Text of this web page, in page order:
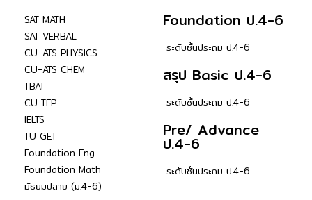
SAT MATH
SAT VERBAL
CU-ATS PHYSICS
CU-ATS CHEM
TBAT
CU TEP
IELTS
TU GET
Foundation Eng
Foundation Math
มัธยมปลาย (ม.4-6)
Foundation ป.4-6
ระดับชั้นประถม ป.4-6
สรุป Basic ป.4-6
ระดับชั้นประถม ป.4-6
Pre/ Advance
ป.4-6
ระดับชั้นประถม ป.4-6